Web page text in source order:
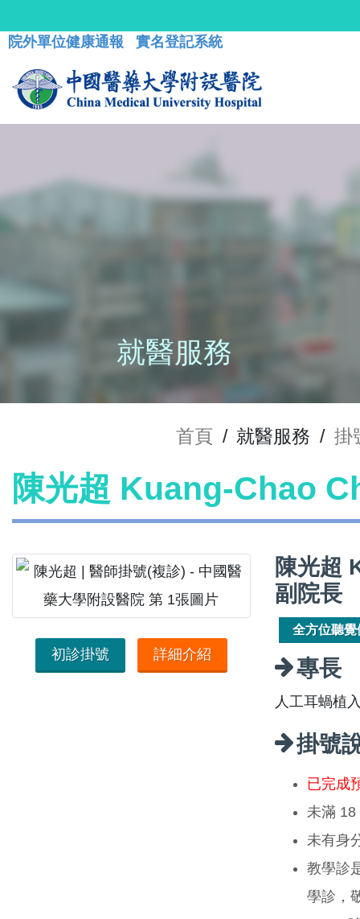
院外單位健康通報 實名登記系統
就醫服務
首頁 / 就醫服務 / 掛
陳光超 Kuang-Chao
初診掛號 詳細介紹
陳光超
副院長
全方位聽覺
專長
人工耳蝸植
掛號
已完成
未滿 18
未有身
教學診
學診，